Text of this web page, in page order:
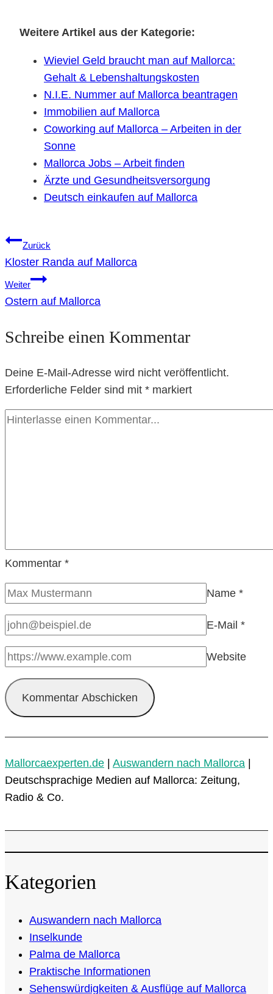
Weitere Artikel aus der Kategorie:
Wieviel Geld braucht man auf Mallorca:
Gehalt & Lebenshaltungskosten
N.I.E. Nummer auf Mallorca beantragen
Immobilien auf Mallorca
Coworking auf Mallorca – Arbeiten in der
Sonne
Mallorca Jobs – Arbeit finden
Ärzte und Gesundheitsversorgung
Deutsch einkaufen auf Mallorca
Beitragsnavigation
Zurück
Kloster Randa auf Mallorca
Weiter
Ostern auf Mallorca
Schreibe einen Kommentar
Deine E-Mail-Adresse wird nicht veröffentlicht.
Erforderliche Felder sind mit * markiert
Kommentar *
Name *
E-Mail *
Website
Mallorcaexperten.de | Auswandern nach Mallorca |
Deutschsprachige Medien auf Mallorca: Zeitung,
Radio & Co.
Kategorien
Auswandern nach Mallorca
Inselkunde
Palma de Mallorca
Praktische Informationen
Sehenswürdigkeiten & Ausflüge auf Mallorca